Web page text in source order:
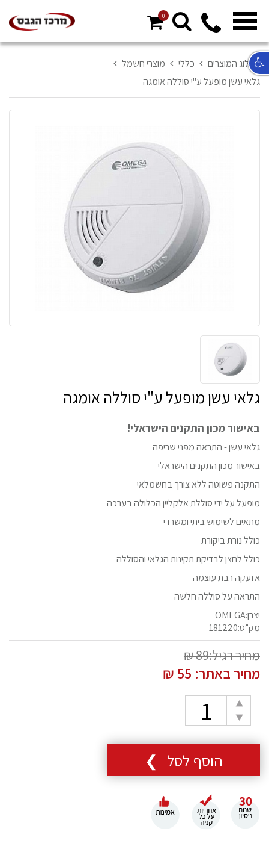
0
קטלוג המוצרים כללי
מוצרי חשמל
גלאי עשן מופעל ע"י סוללה אומגה
גלאי עשן מופעל ע"י סוללה אומגה
באישור מכון התקנים הישראלי!
גלאי עשן - התראה מפני שריפה
באישור מכון התקנים הישראלי
התקנה פשוטה ללא צורך בחשמלאי
מופעל על ידי סוללת אלקליין הכלולה בערכה
מתאים לשימוש ביתי ומשרדי
כולל נורת ביקורת
כולל לחצן לבדיקת תקינות הגלאי והסוללה
אזעקה רבת עוצמה
התראה על סוללה חלשה
יצרן:OMEGA
מק”ט:181220
מחיר רגיל:89 ₪
מחיר באתר: 55
₪
הוספת
יחידה
הפחתת
יחידה
כמות
הוסף לסל ❯